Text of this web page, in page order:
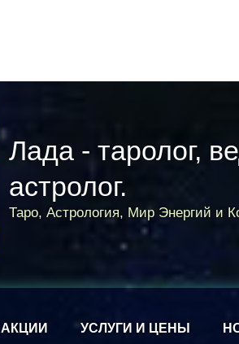
Лада - таролог,
астролог.
Таро, Астрология, Мир Энергий и
АКЦИИ УСЛУГИ И ЦЕНЫ